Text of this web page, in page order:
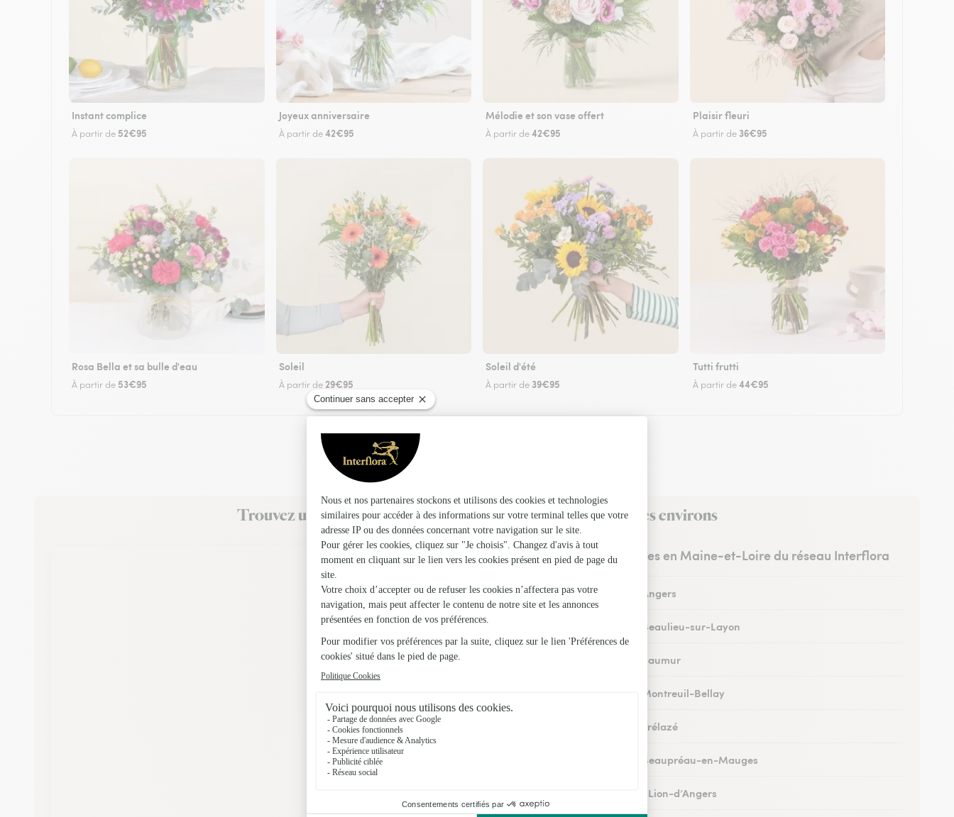
Instant complice
À partir de 52€95
Joyeux anniversaire
À partir de42€95
Mélodie et son vase offert
À partir de42€95
Plaisir fleuri
À partir de 36€95
Rosa Bella et sa bulle d'eau
À partir de 53€95
Soleil
À partir de 29€95
Soleil d'été
À partir de 39€95
Tutti frutti
À partir de44€95
Trouvez un fleuriste Interflora à Cantenay-Épinard et dans ses environs
Les fleuristes en Maine-et-Loire du réseau Interflora
Fleuristes à Angers
Fleuristes à Beaulieu-sur-Layon
Fleuristes à Saumur
Fleuristes à Montreuil-Bellay
Fleuristes à Trélazé
Fleuristes à Beaupréau-en-Mauges
Fleuristes au Lion-d’Angers